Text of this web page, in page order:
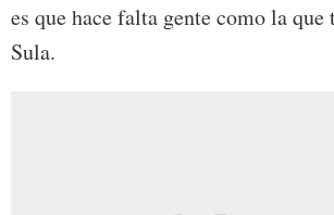
es que hace falta gente como la que
Sula.